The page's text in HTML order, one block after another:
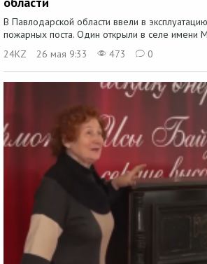
В Павлодарской области ввели в
пожарных поста. Один открыли в селе имени
24KZ
26 мая 9:33 473 0